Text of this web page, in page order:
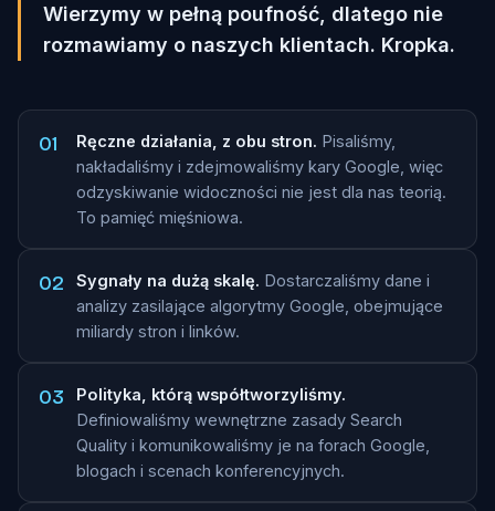
Wierzymy w pełną poufność, dlatego nie
rozmawiamy o naszych klientach. Kropka.
01 Ręczne działania, z obu stron. Pisaliśmy,
nakładaliśmy i zdejmowaliśmy kary Google, więc
odzyskiwanie widoczności nie jest dla nas teorią.
To pamięć mięśniowa.
02 Sygnały na dużą skalę. Dostarczaliśmy dane i
analizy zasilające algorytmy Google, obejmujące
miliardy stron i linków.
03
Polityka, którą współtworzyliśmy.
Definiowaliśmy wewnętrzne zasady Search
Quality i komunikowaliśmy je na forach Google,
blogach i scenach konferencyjnych.